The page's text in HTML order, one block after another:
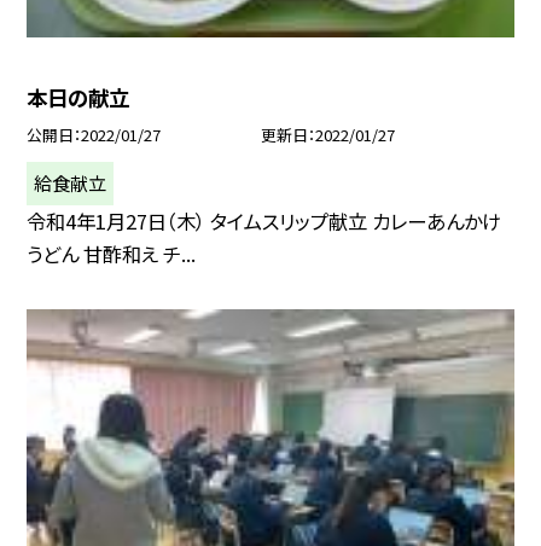
本日の献立
公開日 2022/01/27 更新日 2022/01/27
給食献立
令和4年1月27日（木） タイムスリップ献立 カレーあんかけ
うどん 甘酢和え チ...